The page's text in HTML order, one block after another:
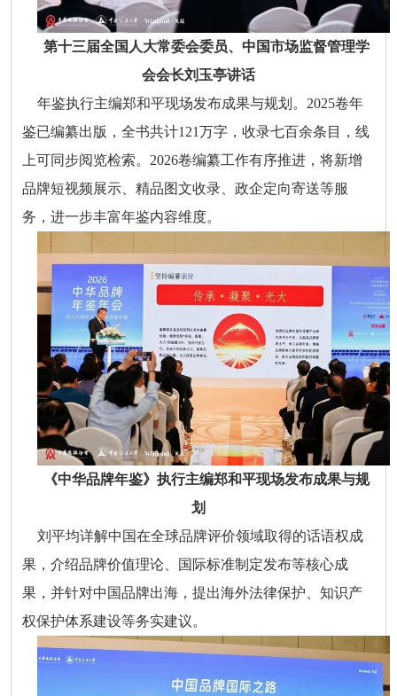
第十三届全国人大常委会委员、中国市场监督管理学
会会长刘玉亭讲话
年鉴执行主编郑和平现场发布成果与规划。2025卷年
鉴已编纂出版，全书共计121万字，收录七百余条目，线
上可同步阅览检索。2026卷编纂工作有序推进，将新增
品牌短视频展示、精品图文收录、政企定向寄送等服
务，进一步丰富年鉴内容维度。
《中华品牌年鉴》执行主编郑和平现场发布成果与规
划
刘平均详解中国在全球品牌评价领域取得的话语权成
果，介绍品牌价值理论、国际标准制定发布等核心成
果，并针对中国品牌出海，提出海外法律保护、知识产
权保护体系建设等务实建议。